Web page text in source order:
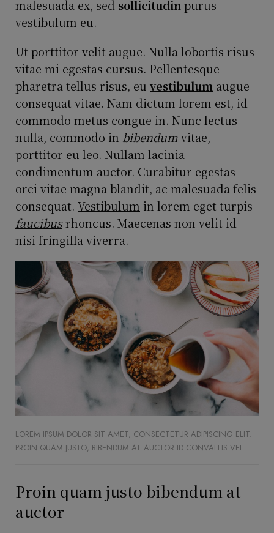
malesuada ex, sed sollicitudin purus
vestibulum eu.
Ut porttitor velit augue. Nulla lobortis risus
vitae mi egestas cursus. Pellentesque
pharetra tellus risus, eu vestibulum augue
consequat vitae. Nam dictum lorem est, id
commodo metus congue in. Nunc lectus
nulla, commodo in bibendumvitae,
porttitor eu leo. Nullam lacinia
condimentum auctor. Curabitur egestas
orci vitae magna blandit, ac malesuada felis
consequat. Vestibulum in lorem eget turpis
faucibusrhoncus. Maecenas non velit id
nisi fringilla viverra.
LOREM IPSUM DOLOR SIT AMET, CONSECTETUR ADIPISCING ELIT.
PROIN QUAM JUSTO, BIBENDUM AT AUCTOR ID CONVALLIS VEL.
Proin quam justo bibendum at
auctor